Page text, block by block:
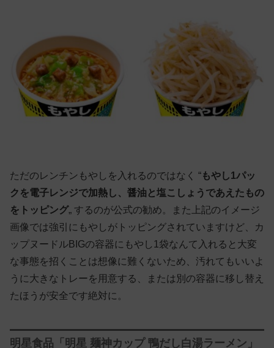
ただのレンチンもやしを入れるのではなく “もやし1パッ
クを電子レンジで加熱し、醤油と塩こしょうであえたもの
をトッピング„ するのが公式の勧め。また上記のイメージ
画像では強引にもやしがトッピングされていますけど、カ
ップヌードルBIGの容器にもやし1袋なんて入れると大変
な事態を招くことは想像に難くないため、汚れてもいいよ
うに大きなトレーを用意する、または別の容器に移し替え
たほうが安全です絶対に。
明星食品「明星 麺神カップ 鴨だし白湯ラーメン」